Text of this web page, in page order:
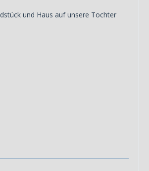
und Haus auf unsere Tochter